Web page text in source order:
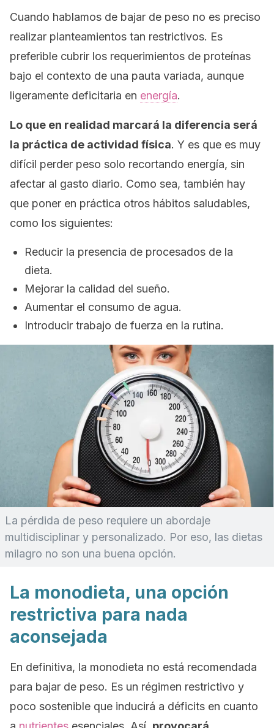
Cuando hablamos de bajar de peso no es preciso
realizar planteamientos tan restrictivos. Es
preferible cubrir los requerimientos de proteínas
bajo el contexto de una pauta variada, aunque
ligeramente deficitaria en energía.
Lo que en realidad marcará la diferencia será
la práctica de actividad física. Y es que es muy
difícil perder peso solo recortando energía, sin
afectar al gasto diario. Como sea, también hay
que poner en práctica otros hábitos saludables,
como los siguientes:
Reducir la presencia de procesados de la
dieta.
Mejorar la calidad del sueño.
Aumentar el consumo de agua.
Introducir trabajo de fuerza en la rutina.
La pérdida de peso requiere un abordaje
multidisciplinar y personalizado. Por eso, las dietas
milagro no son una buena opción.
La monodieta, una opción
restrictiva para nada
aconsejada
En definitiva, la monodieta no está recomendada
para bajar de peso. Es un régimen restrictivo y
poco sostenible que inducirá a déficits en cuanto